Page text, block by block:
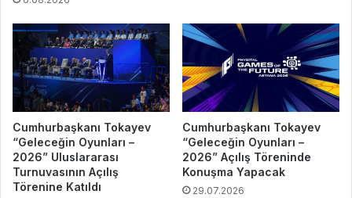
Cumhurbaşkanı Tokayev
“Geleceğin Oyunları –
2026” Uluslararası
Turnuvasının Açılış
Törenine Katıldı
Cumhurbaşkanı Tokayev
“Geleceğin Oyunları –
2026” Açılış Töreninde
Konuşma Yapacak
29.07.2026